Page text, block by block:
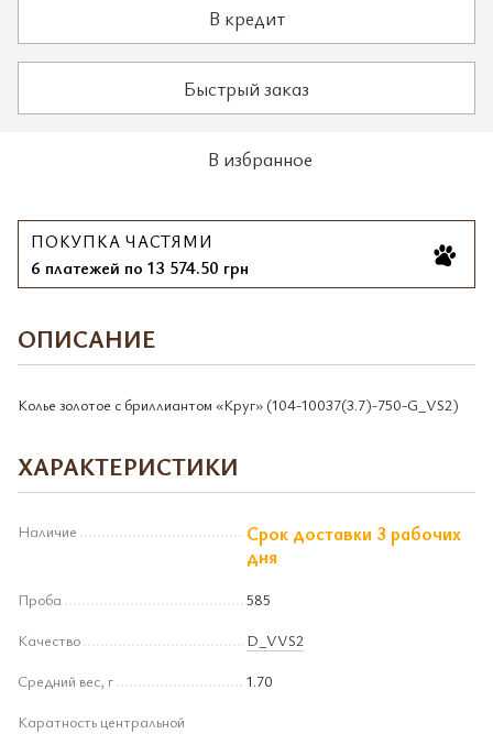
В кредит
Быстрый заказ
В избранное
ПОКУПКА ЧАСТЯМИ
6 платежей по 13 574.50 грн
ОПИСАНИЕ
Колье золотое с бриллиантом «Круг» (104-10037(3.7)-750-G_VS2)
ХАРАКТЕРИСТИКИ
Наличие
Срок доставки 3 рабочих
дня
Проба
585
Качество
D_VVS2
Средний вес, г
1.70
Каратность центральной